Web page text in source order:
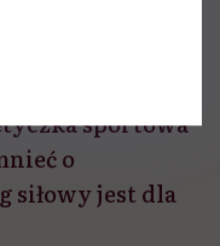
ale się boję.
Znacie te
sportowa
o
siłowy jest dla